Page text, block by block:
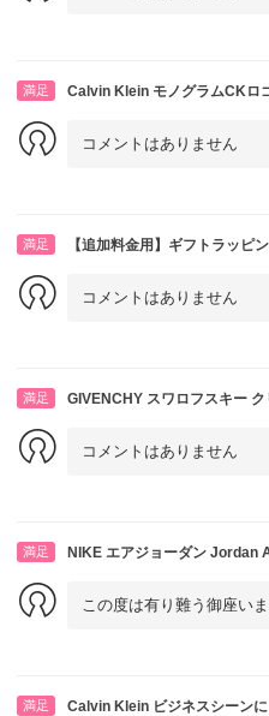
満足 Calvin Klein モノグラムCKロ
コメントはありません
満足 【追加料金用】ギフトラッピ
コメントはありません
満足 GIVENCHY スワロフスキー
コメントはありません
満足 NIKE エアジョーダン Jordan
この度は有り難う御座いま
満足 Calvin Klein ビジネスシーン